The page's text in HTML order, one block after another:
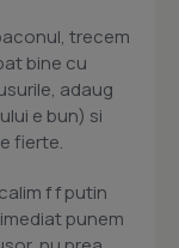
trecem
bine cu
adaug
e bun) si
fierte.
f f putin
punem